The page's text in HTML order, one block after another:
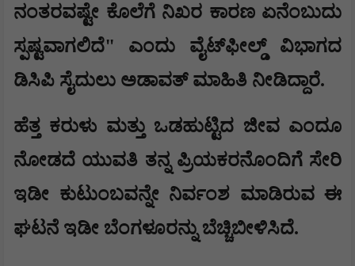
ನಂತರವಷ್ಟೇ ಕೊಲೆಗೆ ನಿಖರ ಕಾರಣ ಏನೆಂಬುದು
ಸ್ಪಷ್ಟವಾಗಲಿದೆ" ಎಂದು ವೈಟ್‌ಫೀಲ್ಡ್ ವಿಭಾಗದ
ಡಿಸಿಪಿ ಸೈದುಲು ಅಡಾವತ್ ಮಾಹಿತಿ ನೀಡಿದ್ದಾರೆ.
ಹೆತ್ತ ಕರುಳು ಮತ್ತು ಒಡಹುಟ್ಟಿದ ಜೀವ ಎಂದೂ
ನೋಡದೆ ಯುವತಿ ತನ್ನ ಪ್ರಿಯಕರನೊಂದಿಗೆ ಸೇರಿ
ಇಡೀ ಕುಟುಂಬವನ್ನೇ ನಿರ್ವಂಶ ಮಾಡಿರುವ ಈ
ಘಟನೆ ಇಡೀ ಬೆಂಗಳೂರನ್ನು ಬೆಚ್ಚಿಬೀಳಿಸಿದೆ.